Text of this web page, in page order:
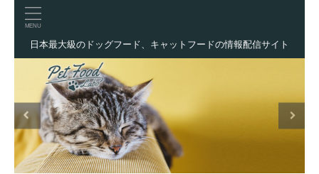
日本最大級のドッグフード、キャットフードの情報配信サイト